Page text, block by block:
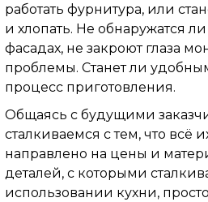
работать фурнитура, или
и хлопать. Не обнаружатся
фасадах, не закроют глаза
проблемы. Станет ли
процесс приготовления.
Общаясь с будущими
сталкиваемся с тем, что всё
направлено на цены и
деталей, с которыми
использовании кухни,